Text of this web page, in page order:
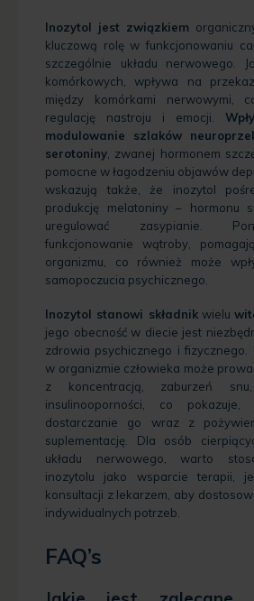
Inozytol jest związkiem
kluczową rolę w funkcjonowaniu
szczególnie układu nerwowego.
komórkowych, wpływa na
między komórkami nerwowymi,
regulację nastroju i emocji.
modulowanie szlaków
serotoniny , zwanej hormonem
pomocne w łagodzeniu objawów
wskazują także, że inozytol
produkcję melatoniny – hormonu
uregulować zasypianie.
funkcjonowanie wątroby,
organizmu, co również może
samopoczucia psychicznego.
Inozytol stanowi składnikwielu
jego obecność w diecie jest
zdrowia psychicznego i fizycznego.
w organizmie człowieka może
z koncentracją, zaburzeń
insulinooporności, co
dostarczanie go wraz z
suplementację. Dla osób
układu nerwowego, warto
inozytolu jako wsparcie terapii,
konsultacji z lekarzem, aby
indywidualnych potrzeb.
FAQ’s